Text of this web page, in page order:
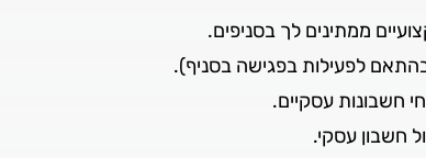
ממתינים לך בסניפים.
לפעילות בפגישה בסניף).
חשבונות עסקיים.
חשבון עסקי.